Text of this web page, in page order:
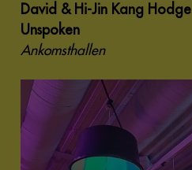
David & Hi-Jin Kang Hodge
Unspoken
Ankomsthallen